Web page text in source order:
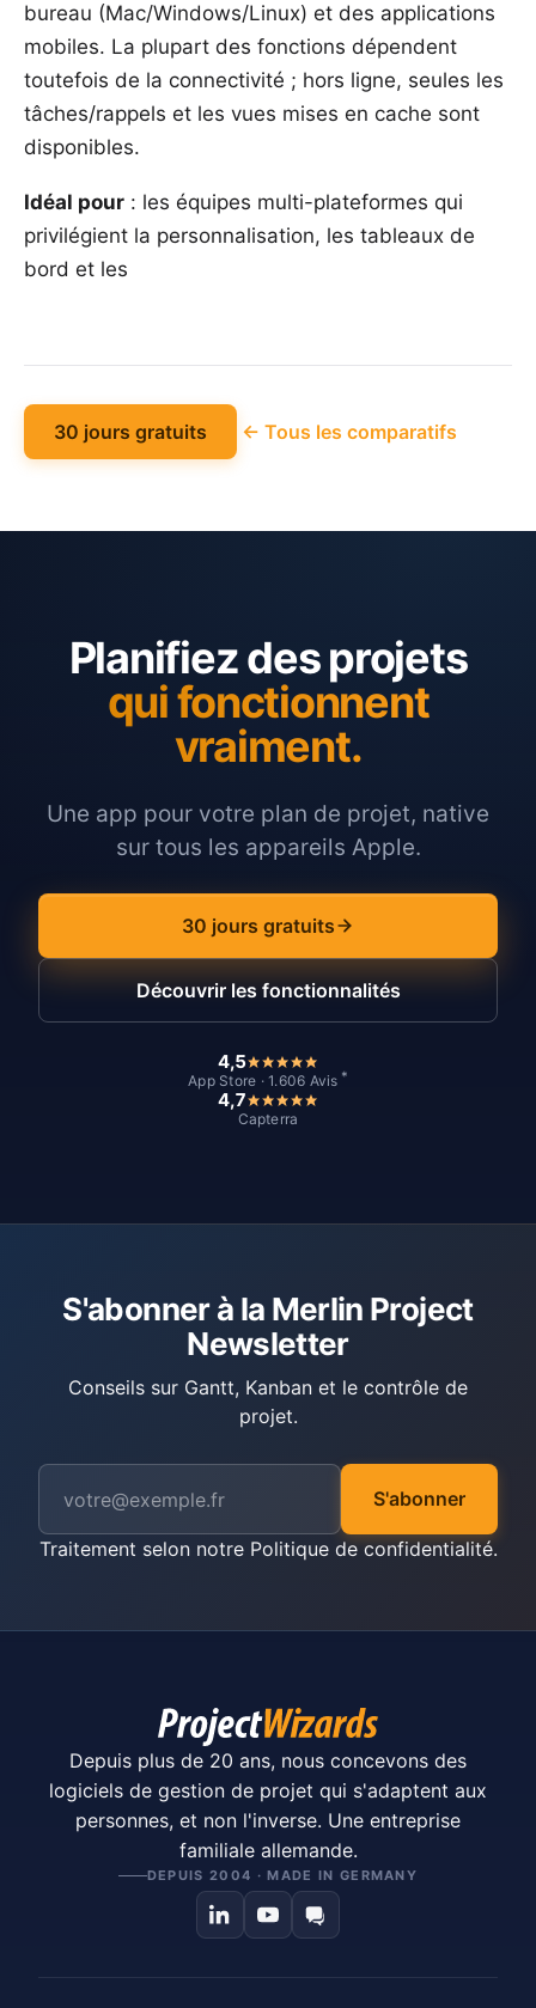
bureau (Mac/Windows/Linux) et des applications
mobiles. La plupart des fonctions dépendent
toutefois de la connectivité ; hors ligne, seules les
tâches/rappels et les vues mises en cache sont
disponibles.
Idéal pour : les équipes multi-plateformes qui
privilégient la personnalisation, les tableaux de
bord et les
30 jours gratuits ← Tous les comparatifs
Planifiez des projets
qui fonctionnent
vraiment.
Une app pour votre plan de projet, native
sur tous les appareils Apple.
30 jours gratuits
Découvrir les fonctionnalités
4,5
App Store · 1.606 Avis *
4,7
Capterra
S'abonner à la Merlin Project
Newsletter
Conseils sur Gantt, Kanban et le contrôle de
projet.
S'abonner
Traitement selon notre Politique de confidentialité.
Depuis plus de 20 ans, nous concevons des
logiciels de gestion de projet qui s'adaptent aux
personnes, et non l'inverse. Une entreprise
familiale allemande.
DEPUIS 2004 · MADE IN GERMANY